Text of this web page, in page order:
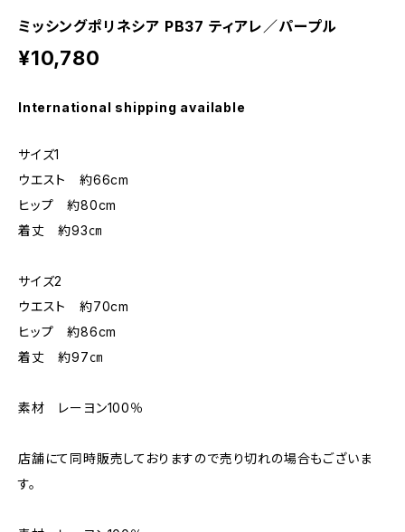
ミッシングポリネシア PB37 ティアレ／パープル
¥10,780
International shipping available
サイズ1
ウエスト 約66cm
ヒップ 約80cm
着丈 約93㎝
サイズ2
ウエスト 約70cm
ヒップ 約86cm
着丈 約97㎝
素材 レーヨン100％
店舗にて同時販売しておりますので売り切れの場合もございま
す。